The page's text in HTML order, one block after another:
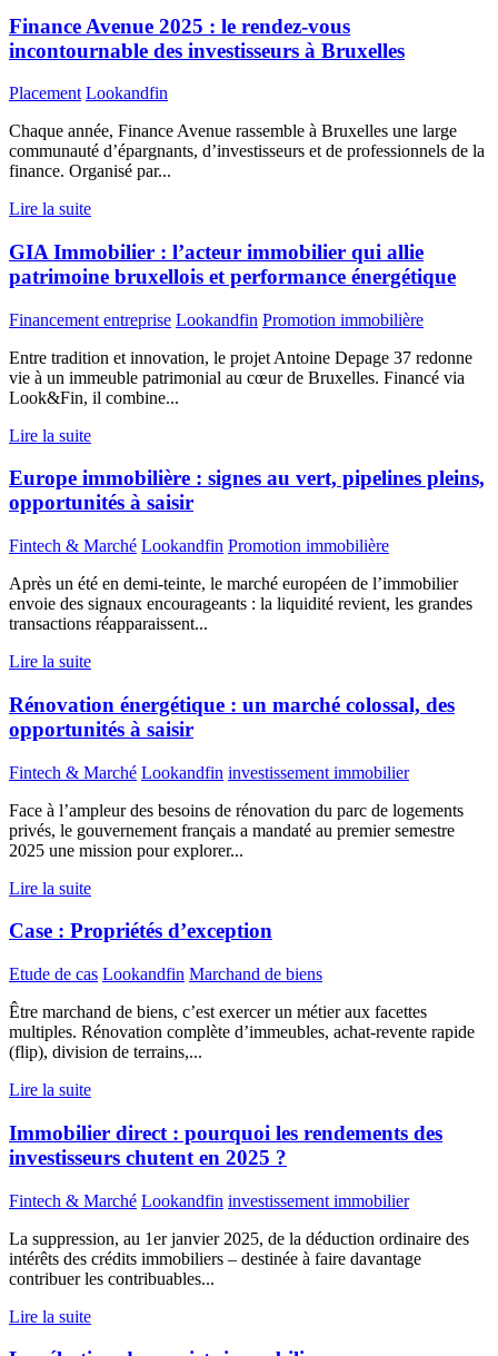
Finance Avenue 2025 : le rendez-vous
incontournable des investisseurs à Bruxelles
Placement Lookandfin
Chaque année, Finance Avenue rassemble à Bruxelles une large
communauté d’épargnants, d’investisseurs et de professionnels de la
finance. Organisé par...
Lire la suite
GIA Immobilier : l’acteur immobilier qui allie
patrimoine bruxellois et performance énergétique
Financement entreprise Lookandfin Promotion immobilière
Entre tradition et innovation, le projet Antoine Depage 37 redonne
vie à un immeuble patrimonial au cœur de Bruxelles. Financé via
Look&Fin, il combine...
Lire la suite
Europe immobilière : signes au vert, pipelines pleins,
opportunités à saisir
Fintech & Marché Lookandfin Promotion immobilière
Après un été en demi-teinte, le marché européen de l’immobilier
envoie des signaux encourageants : la liquidité revient, les grandes
transactions réapparaissent...
Lire la suite
Rénovation énergétique : un marché colossal, des
opportunités à saisir
Fintech & Marché Lookandfin investissement immobilier
Face à l’ampleur des besoins de rénovation du parc de logements
privés, le gouvernement français a mandaté au premier semestre
2025 une mission pour explorer...
Lire la suite
Case : Propriétés d’exception
Etude de cas Lookandfin Marchand de biens
Être marchand de biens, c’est exercer un métier aux facettes
multiples. Rénovation complète d’immeubles, achat-revente rapide
(flip), division de terrains,...
Lire la suite
Immobilier direct : pourquoi les rendements des
investisseurs chutent en 2025 ?
Fintech & Marché Lookandfin investissement immobilier
La suppression, au 1er janvier 2025, de la déduction ordinaire des
intérêts des crédits immobiliers – destinée à faire davantage
contribuer les contribuables...
Lire la suite